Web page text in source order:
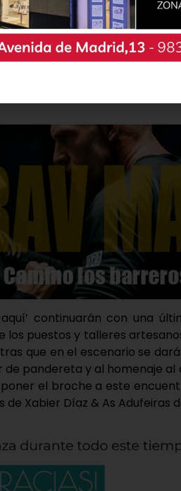
oferta singular e
Si durante la mañana
dirigido por Cristina
banda palentina Naan y de
como de los sonidos y
21:00 horas, también en una
aquí’ continuarán con una
los puestos y talleres
que en el escenario se
pandereta y al homenaje al
poner el broche a este
Xabier Díaz & As Adufeiras